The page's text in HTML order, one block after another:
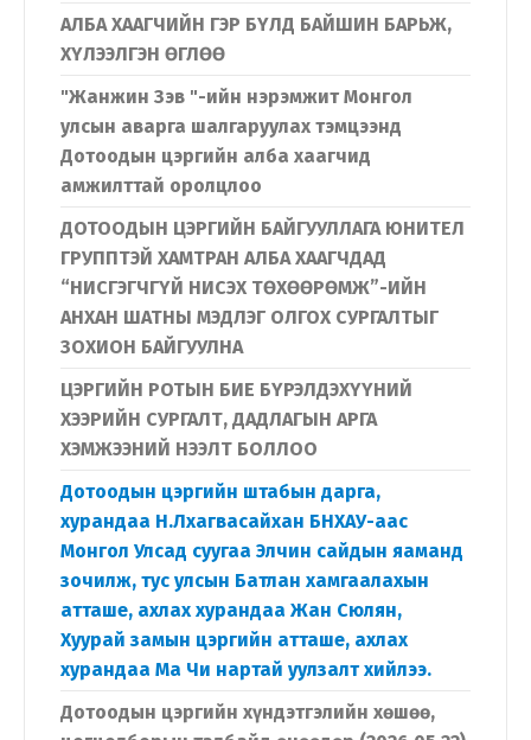
АЛБА ХААГЧИЙН ГЭР БҮЛД БАЙШИН БАРЬЖ,
ХҮЛЭЭЛГЭН ӨГЛӨӨ
"Жанжин Зэв "-ийн нэрэмжит Монгол
улсын аварга шалгаруулах тэмцээнд
Дотоодын цэргийн алба хаагчид
амжилттай оролцлоо
ДОТООДЫН ЦЭРГИЙН БАЙГУУЛЛАГА ЮНИТЕЛ
ГРУППТЭЙ ХАМТРАН АЛБА ХААГЧДАД
“НИСГЭГЧГҮЙ НИСЭХ ТӨХӨӨРӨМЖ”-ИЙН
АНХАН ШАТНЫ МЭДЛЭГ ОЛГОХ СУРГАЛТЫГ
ЗОХИОН БАЙГУУЛНА
ЦЭРГИЙН РОТЫН БИЕ БҮРЭЛДЭХҮҮНИЙ
ХЭЭРИЙН СУРГАЛТ, ДАДЛАГЫН АРГА
ХЭМЖЭЭНИЙ НЭЭЛТ БОЛЛОО
Дотоодын цэргийн штабын дарга,
хурандаа Н.Лхагвасайхан БНХАУ-аас
Монгол Улсад суугаа Элчин сайдын яаманд
зочилж, тус улсын Батлан хамгаалахын
атташе, ахлах хурандаа Жан Сюлян,
Хуурай замын цэргийн атташе, ахлах
хурандаа Ма Чи нартай уулзалт хийлээ.
Дотоодын цэргийн хүндэтгэлийн хөшөө,